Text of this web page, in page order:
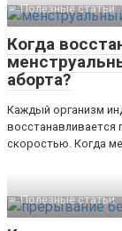
Полезные статьи
Когда
аборта?
Каждый организм
восстанавливается
скоростью. Когда
Полезные статьи